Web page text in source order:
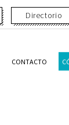
Directorio
CONTACTO